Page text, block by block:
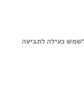
לשמש כעילה לתביעה